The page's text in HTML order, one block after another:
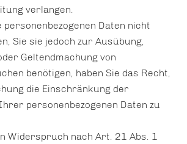
verlangen.
Daten nicht
Sie sie jedoch zur Ausübung,
Geltendmachung von
benötigen, haben Sie das Recht,
die Einschränkung der
personenbezogenen Daten zu
Widerspruch nach Art. 21 Abs. 1